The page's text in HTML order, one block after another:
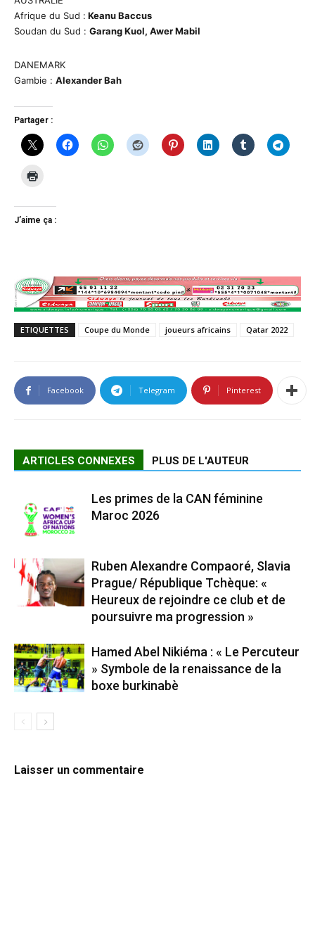
Afrique du Sud : Keanu Baccus
Soudan du Sud : Garang Kuol, Awer Mabil
DANEMARK
Gambie : Alexander Bah
Partager :
J’aime ça :
ETIQUETTES Coupe du Monde joueurs africains Qatar 2022
Facebook Telegram Pinterest
ARTICLES CONNEXES PLUS DE L'AUTEUR
Les primes de la CAN féminine
Maroc 2026
Ruben Alexandre Compaoré, Slavia
Prague/ République Tchèque: «
Heureux de rejoindre ce club et de
poursuivre ma progression »
Hamed Abel Nikiéma : « Le Percuteur
» Symbole de la renaissance de la
boxe burkinabè
Laisser un commentaire